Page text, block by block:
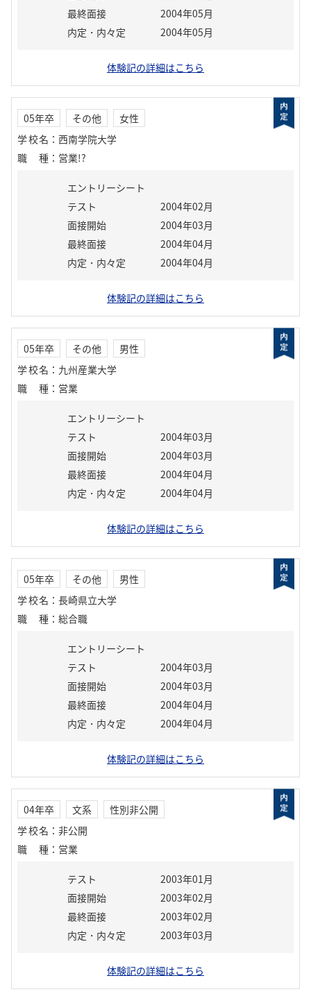
最終面接
2004年05月
内定・内々定
2004年05月
体験記の詳細はこちら
05年卒 その他
女性
学校名 ： 西南学院大学
職種 ： 営業!?
エントリーシート
テスト
2004年02月
面接開始
2004年03月
最終面接
2004年04月
内定・内々定
2004年04月
体験記の詳細はこちら
05年卒 その他
男性
学校名 ： 九州産業大学
職種 ： 営業
エントリーシート
テスト
2004年03月
面接開始
2004年03月
最終面接
2004年04月
内定・内々定
2004年04月
体験記の詳細はこちら
05年卒 その他
男性
学校名 ： 長崎県立大学
職種 ： 総合職
エントリーシート
テスト
2004年03月
面接開始
2004年03月
最終面接
2004年04月
内定・内々定
2004年04月
体験記の詳細はこちら
04年卒 文系
性別非公開
学校名 ： 非公開
職種 ： 営業
テスト
2003年01月
面接開始
2003年02月
最終面接
2003年02月
内定・内々定
2003年03月
体験記の詳細はこちら